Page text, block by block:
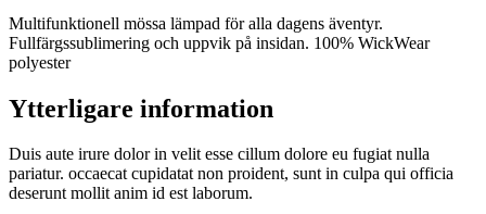
Multifunktionell mössa lämpad för alla dagens äventyr.
Fullfärgssublimering och uppvik på insidan. 100% WickWear
polyester
Ytterligare information
Duis aute irure dolor in velit esse cillum dolore eu fugiat nulla
pariatur. occaecat cupidatat non proident, sunt in culpa qui officia
deserunt mollit anim id est laborum.